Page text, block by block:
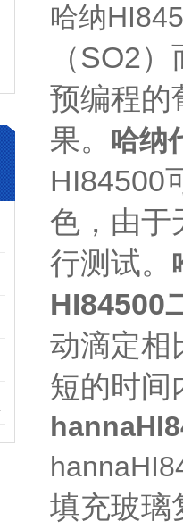
哈纳
（SO2
预编程的
果。 哈纳
HI84500
色，由于
行测试。
HI84500
动滴定相
短的时间
填充玻璃